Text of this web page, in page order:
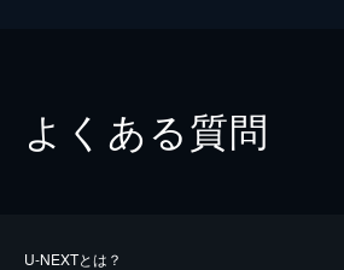
よくある質問
U-NEXTとは？